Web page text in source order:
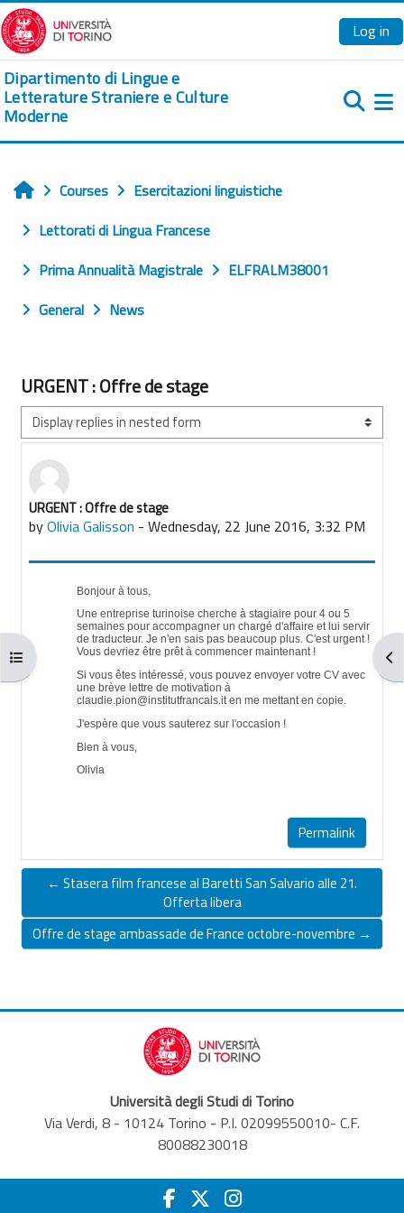
Skip to main content
Log in
Dipartimento di Lingue e
Letterature Straniere e Culture
Moderne
Open course index
Home
Courses
Esercitazioni linguistiche
Lettorati di Lingua Francese
Prima Annualità Magistrale
ELFRALM38001
General
News
URGENT : Offre de stage
Display mode
URGENT : Offre de stage
byOlivia Galisson - Wednesday, 22 June 2016, 3:32 PM
Number of replies: 0
Bonjour à tous,
Une entreprise turinoise cherche à stagiaire pour 4 ou 5
semaines pour accompagner un chargé d'affaire et lui servir
de traducteur. Je n'en sais pas beaucoup plus. C'est urgent !
Vous devriez être prêt à commencer maintenant !
Si vous êtes intéressé, vous pouvez envoyer votre CV avec
une brève lettre de motivation à
claudie.pion@institutfrancais.it en me mettant en copie.
J'espère que vous sauterez sur l'occasion !
Bien à vous,
Olivia
Permalink
← Stasera film francese al Baretti San Salvario alle 21.
Offerta libera
Offre de stage ambassade de France octobre-novembre →
Università degli Studi di Torino
Via Verdi, 8 - 10124 Torino - P.I. 02099550010- C.F.
80088230018